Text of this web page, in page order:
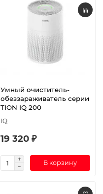
Умный очиститель-
обеззараживатель серии
TION IQ 200
IQ
19 320 ₽
В корзину